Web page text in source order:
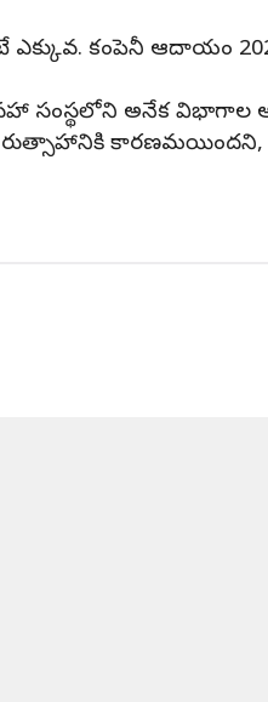
కంపెనీ ఆదాయం
సహా సంస్థలోని అనేక
కారణమయిందని,